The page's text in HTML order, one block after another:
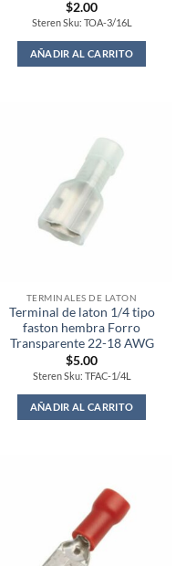
$2.00
Steren Sku: TOA-3/16L
AÑADIR AL CARRITO
TERMINALES DE LATON
Terminal de laton 1/4 tipo
faston hembra Forro
Transparente 22-18 AWG
$5.00
Steren Sku: TFAC-1/4L
AÑADIR AL CARRITO